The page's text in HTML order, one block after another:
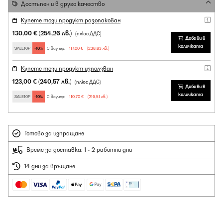
Достъпен и в друго качество
Купете този продукт разопакован
130,00 € (254,26 лв.) (плюс ДДС)
SALE10P -10% С ваучер: 117,00 € (228,83 лв.)
Добави в
количката
Купете този продукт използван
123,00 € (240,57 лв.) (плюс ДДС)
SALE10P -10% С ваучер: 110,70 € (216,51 лв.)
Добави в
количката
Готово за изпращане
Време за доставка: 1 - 2 работни дни
14 дни за връщане